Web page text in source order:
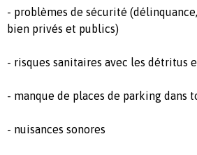
- problèmes de sécurité
bien privés et publics)
- risques sanitaires avec les détritus
- manque de places de parking dans
- nuisances sonores